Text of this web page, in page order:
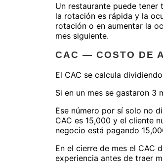
Un restaurante puede
la rotación es rápida y la
rotación o en aumentar la
mes siguiente.
CAC — COSTO DE
El CAC se calcula
Si en un mes se gastaron 3
Ese número por sí solo no
CAC es 15,000 y el cliente
negocio está pagando
En el cierre de mes el CAC
experiencia antes de traer